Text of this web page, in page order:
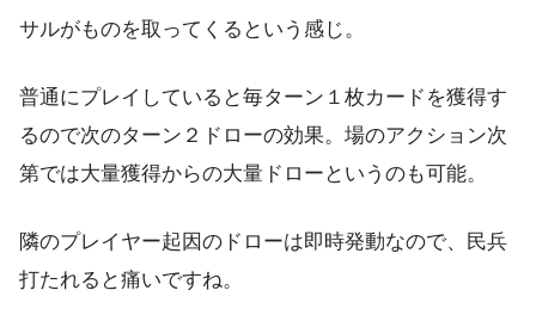
サルがものを取ってくるという感じ。
普通にプレイしていると毎ターン１枚カードを獲得す
るので次のターン２ドローの効果。場のアクション次
第では大量獲得からの大量ドローというのも可能。
隣のプレイヤー起因のドローは即時発動なので、民兵
打たれると痛いですね。